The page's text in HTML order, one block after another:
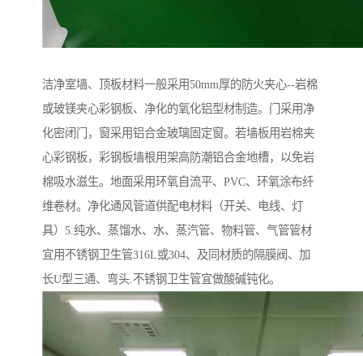
洁净室墙、顶板材料一般采用50mm厚的防火夹心--岩棉
或玻镁夹心彩钢板、净化的氧化铝型材制造。门采用净
化密闭门，窗采用铝合金玻璃固定窗。若墙板用岩棉夹
心彩钢板，彩钢板墙根用架高防潮铝合金地槽，以免岩
棉吸水滋生。地面采用环氧自流平、PVC、环氧涂布纤
维卷材。净化通风管道供配电材料（开关、电线、灯
具）5.纯水、蒸馏水、水、蒸汽管、物料管、气管管材
宜用不锈钢卫生管316L或304、及同材质的隔膜阀、加
长U型三通、弯头.不锈钢卫生管宜做酸碱钝化。